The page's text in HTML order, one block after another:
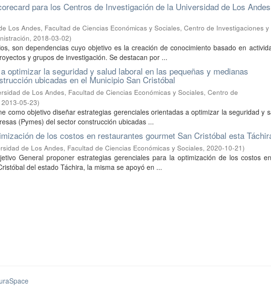
para los Centros de Investigación de la Universidad de Los Andes
Los Andes, Facultad de Ciencias Económicas y Sociales, Centro de Investigaciones y
, 2018-03-02)
son dependencias cuyo objetivo es la creación de conocimiento basado en
y grupos de investigación. Se destacan por ...
optimizar la seguridad y salud laboral en las pequeñas y medianas
ubicadas en el Municipio San Cristóbal
de Los Andes, Facultad de Ciencias Económicas y Sociales, Centro de
2013-05-23)
como objetivo diseñar estrategias gerenciales orientadas a optimizar la seguridad y
(Pymes) del sector construcción ubicadas ...
de los costos en restaurantes gourmet San Cristóbal esta
de Los Andes, Facultad de Ciencias Económicas y Sociales, 2020-10-21)
General proponer estrategias gerenciales para la optimización de los costos
del estado Táchira, la misma se apoyó en ...